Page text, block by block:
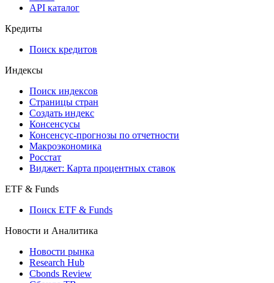
API каталог
Кредиты
Поиск кредитов
Индексы
Поиск индексов
Страницы стран
Создать индекс
Консенсусы
Консенсус-прогнозы по отчетности
Макроэкономика
Росстат
Виджет: Карта процентных ставок
ETF & Funds
Поиск ETF & Funds
Новости и Аналитика
Новости рынка
Research Hub
Cbonds Review